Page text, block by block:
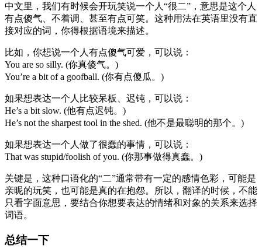
中文里，我们有时候会开玩笑说一个人“很二”，意思是这个人
有点傻气、不着调、甚至有点可笑。这种用法在英语里没有直
接对应的词，你得根据语境来描述。
比如，你想说一个人有点傻气可爱，可以说：
You are so silly. (你真傻气。)
You’re a bit of a goofball. (你有点傻瓜。)
如果想表达一个人比较呆板、迟钝，可以说：
He’s a bit slow. (他有点迟钝。)
He’s not the sharpest tool in the shed. (他不是最聪明的那个。)
如果想表达一个人做了很蠢的事情，可以说：
That was stupid/foolish of you. (你那事做得真蠢。)
关键是，这种口语化的“二”通常带有一定的感情色彩，可能是
亲昵的玩笑，也可能是真的在抱怨。所以，翻译的时候，不能
只看字面意思，要结合你想要表达的情绪和对象的关系来选择
词语。
总结一下